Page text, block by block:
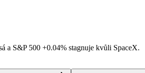
a S&P 500 +0.04% stagnuje kvůli SpaceX.